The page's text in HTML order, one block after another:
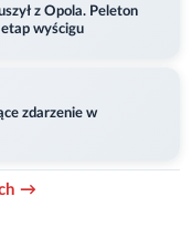
z Opola. Peleton
wyścigu
zdarzenie w
→